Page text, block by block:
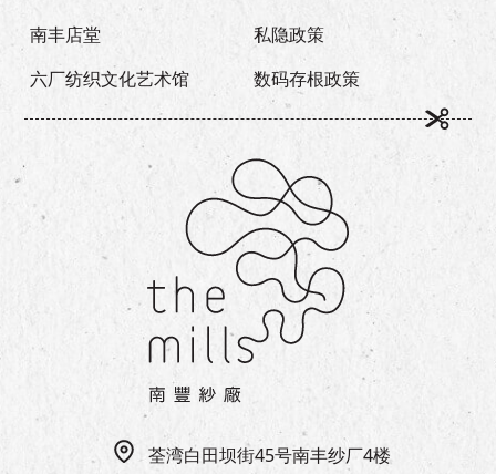
荃湾白田坝街45号南丰纱厂4楼
南丰店堂
六厂纺织文化艺术馆
私隐政策
数码存根政策